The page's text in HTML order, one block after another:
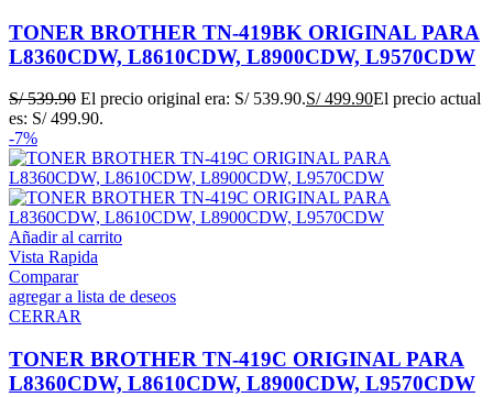
TONER BROTHER TN-419BK ORIGINAL PARA
L8360CDW, L8610CDW, L8900CDW, L9570CDW
S/539.90 El precio original era: S/ 539.90.S/499.90El precio actual
es: S/ 499.90.
-7%
Añadir al carrito
Vista Rapida
Comparar
agregar a lista de deseos
CERRAR
TONER BROTHER TN-419C ORIGINAL PARA
L8360CDW, L8610CDW, L8900CDW, L9570CDW